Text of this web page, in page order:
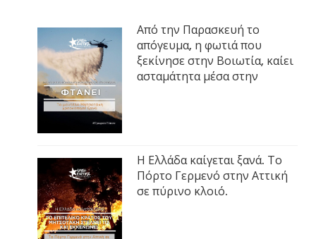
Από την Παρασκευή το
απόγευμα, η φωτιά που
ξεκίνησε στην Βοιωτία, καίει
ασταμάτητα μέσα στην
Η Ελλάδα καίγεται ξανά. Το
Πόρτο Γερμενό στην Αττική
σε πύρινο κλοιό.